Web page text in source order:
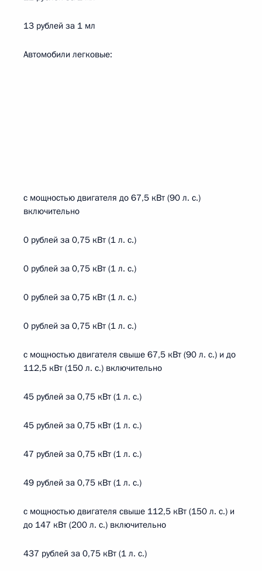
13 рублей за 1 мл
Автомобили легковые:
с мощностью двигателя до 67,5 кВт (90 л. с.)
включительно
0 рублей за 0,75 кВт (1 л. с.)
0 рублей за 0,75 кВт (1 л. с.)
0 рублей за 0,75 кВт (1 л. с.)
0 рублей за 0,75 кВт (1 л. с.)
с мощностью двигателя свыше 67,5 кВт (90 л. с.) и до
112,5 кВт (150 л. с.) включительно
45 рублей за 0,75 кВт (1 л. с.)
45 рублей за 0,75 кВт (1 л. с.)
47 рублей за 0,75 кВт (1 л. с.)
49 рублей за 0,75 кВт (1 л. с.)
с мощностью двигателя свыше 112,5 кВт (150 л. с.) и
до 147 кВт (200 л. с.) включительно
437 рублей за 0,75 кВт (1 л. с.)